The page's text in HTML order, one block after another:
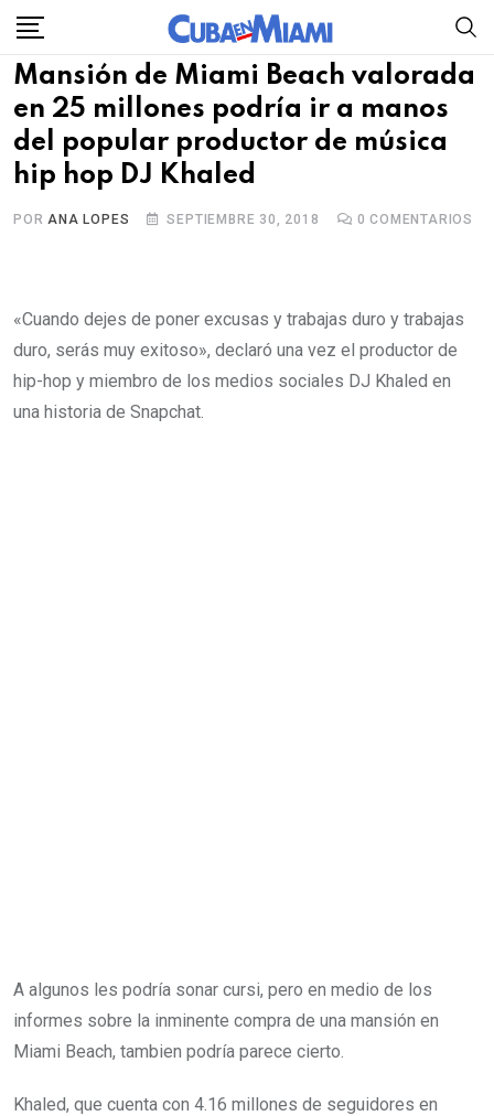
Skip
content
Mansión de Miami Beach valorada
en 25 millones podría ir a manos
del popular productor de música
hip hop DJ Khaled
PORANA LOPES SEPTIEMBRE 30, 2018 0 COMENTARIOS
«Cuando dejes de poner excusas y trabajas duro y trabajas
duro, serás muy exitoso», declaró una vez el productor de
hip-hop y miembro de los medios sociales DJ Khaled en
una historia de Snapchat.
A algunos les podría sonar cursi, pero en medio de los
informes sobre la inminente compra de una mansión en
Miami Beach, tambien podría parece cierto.
Khaled, que cuenta con 4.16 millones de seguidores en